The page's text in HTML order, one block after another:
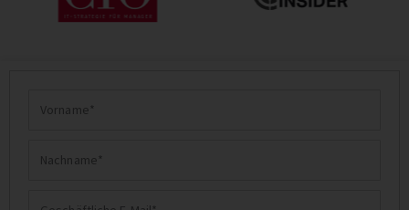
Nachname
Geschäftliche